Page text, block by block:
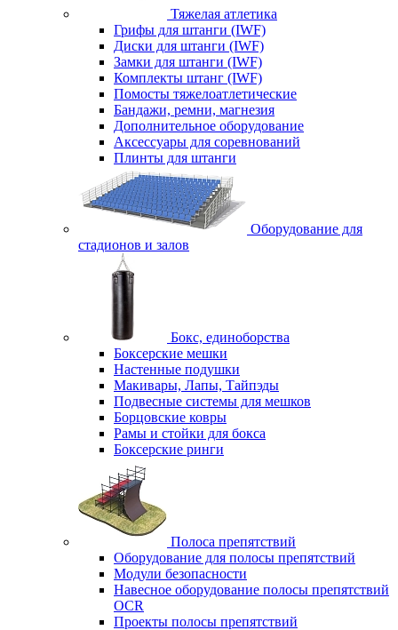
Тяжелая атлетика
Грифы для штанги (IWF)
Диски для штанги (IWF)
Замки для штанги (IWF)
Комплекты штанг (IWF)
Помосты тяжелоатлетические
Бандажи, ремни, магнезия
Дополнительное оборудование
Аксессуары для соревнований
Плинты для штанги
Оборудование для
стадионов и залов
Бокс, единоборства
Боксерские мешки
Настенные подушки
Макивары, Лапы, Тайпэды
Подвесные системы для мешков
Борцовские ковры
Рамы и стойки для бокса
Боксерские ринги
Полоса препятствий
Оборудование для полосы препятствий
Модули безопасности
Навесное оборудование полосы препятствий
OCR
Проекты полосы препятствий